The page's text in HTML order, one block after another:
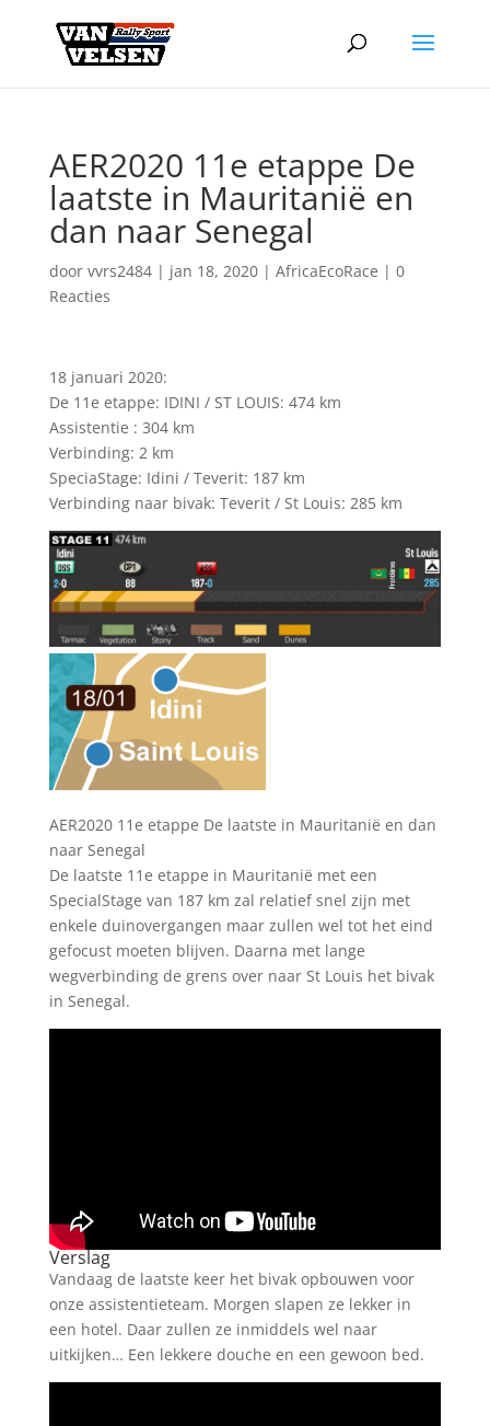
AER2020 11e etappe De
laatste in Mauritanië en
dan naar Senegal
door vvrs2484| jan 18, 2020| AfricaEcoRace | 0
Reacties
18 januari 2020:
De 11e etappe: IDINI / ST LOUIS: 474 km
Assistentie : 304 km
Verbinding: 2 km
SpeciaStage: Idini / Teverit: 187 km
Verbinding naar bivak: Teverit / St Louis: 285 km
AER2020 11e etappe De laatste in Mauritanië en dan
naar Senegal
De laatste 11e etappe in Mauritanië met een
SpecialStage van 187 km zal relatief snel zijn met
enkele duinovergangen maar zullen wel tot het eind
gefocust moeten blijven. Daarna met lange
wegverbinding de grens over naar St Louis het bivak
in Senegal.
Verslag
Vandaag de laatste keer het bivak opbouwen voor
onze assistentieteam. Morgen slapen ze lekker in
een hotel. Daar zullen ze inmiddels wel naar
uitkijken… Een lekkere douche en een gewoon bed.